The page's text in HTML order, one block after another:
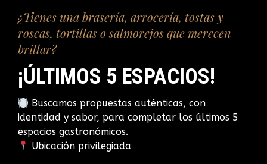
¿Tienes una brasería, arrocería, tostas y
roscas, tortillas o salmorejos que merecen
brillar?
¡ÚLTIMOS 5 ESPACIOS!
Buscamos propuestas auténticas, con
identidad y sabor, para completar los últimos 5
espacios gastronómicos.
Ubicación privilegiada